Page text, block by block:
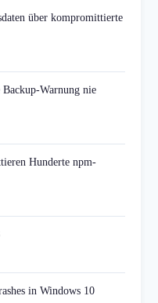
über kompromittierte
Warnung nie
Hunderte npm-
in Windows 10